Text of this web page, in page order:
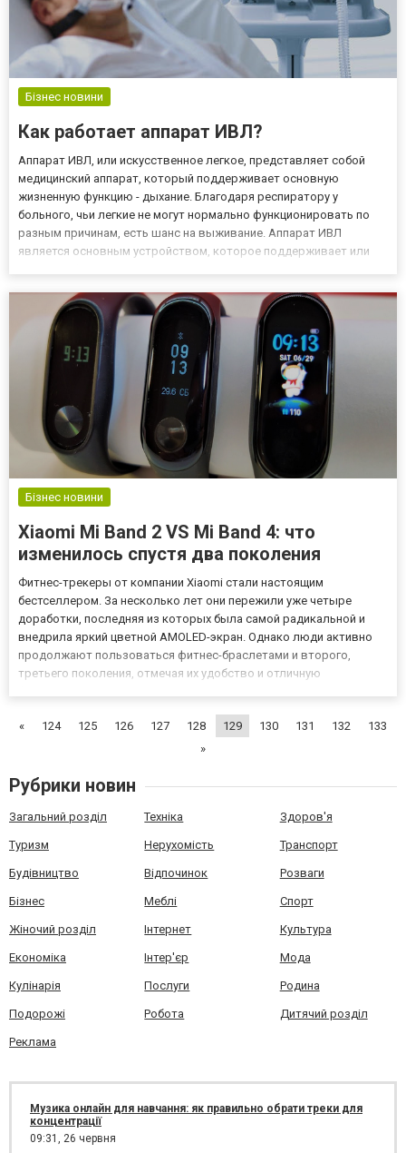
Бізнес новини
Как работает аппарат ИВЛ?
Аппарат ИВЛ, или искусственное легкое, представляет собой
медицинский аппарат, который поддерживает основную
жизненную функцию - дыхание. Благодаря респиратору у
больного, чьи легкие не могут нормально функционировать по
разным причинам, есть шанс на выживание. Аппарат ИВЛ
является основным устройством, которое поддерживает или
травмой, подробнее смо...
Бізнес новини
Xiaomi Mi Band 2 VS Mi Band 4: что
изменилось спустя два поколения
Фитнес-трекеры от компании Xiaomi стали настоящим
бестселлером. За несколько лет они пережили уже четыре
доработки, последняя из которых была самой радикальной и
внедрила яркий цветной AMOLED-экран. Однако люди активно
продолжают пользоваться фитнес-браслетами и второго,
третьего поколения, отмечая их удобство и отличную
браслет Xiaomi Mi Band 2 ил...
« 124 125 126 127 128 129 130 131 132
133
»
Рубрики новин
Загальний розділ Техніка Здоров'я
Туризм Нерухомість Транспорт
Будівництво Відпочинок Розваги
Бізнес Меблі Спорт
Жіночий розділ Інтернет Культура
Економіка Інтер'єр Мода
Кулінарія Послуги Родина
Подорожі Робота Дитячий розділ
Реклама
Музика онлайн для навчання: як правильно обрати треки для
концентрації
09:31, 26 червня